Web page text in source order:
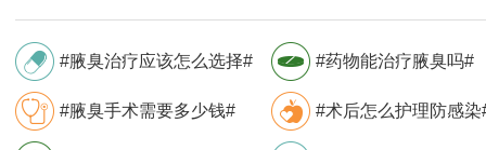
#腋臭治疗应该怎么选择# #药物能治疗腋臭吗#
#腋臭手术需要多少钱# #术后怎么护理防感染